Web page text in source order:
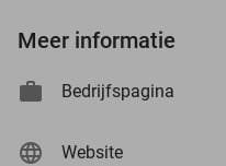
Meer informatie
Bedrijfspagina
Website